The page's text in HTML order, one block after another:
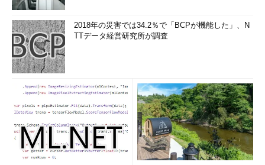
2018年の災害では34.2％で「BCPが機能した」、N
TTデータ経営研究所が調査